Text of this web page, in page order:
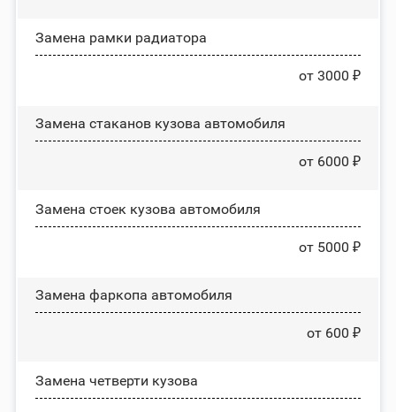
Замена рамки радиатора
от 3000 ₽
Замена стаканов кузова автомобиля
от 6000 ₽
Замена стоек кузова автомобиля
от 5000 ₽
Замена фаркопа автомобиля
от 600 ₽
Замена четверти кузова